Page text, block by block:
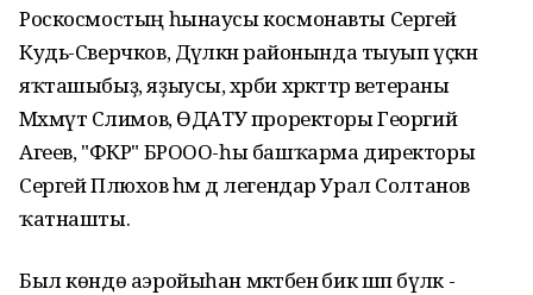
Роскосмостың һынаусы космонавты Сергей
Кудь-Сверчков, Дәүләкән районында тыуып үҫкән
яҡташыбыҙ, яҙыусы, хәрби хәрәкәттәр ветераны
Мәхмүт Сәлимов, ӨДАТУ проректоры Георгий
Агеев, "ФКР" БРООО-һы башҡарма директоры
Сергей Плюхов һәм дә легендар Урал Солтанов
ҡатнашты.
Был көндө аэройыһан мәктәбенә бик шәп бүләк -